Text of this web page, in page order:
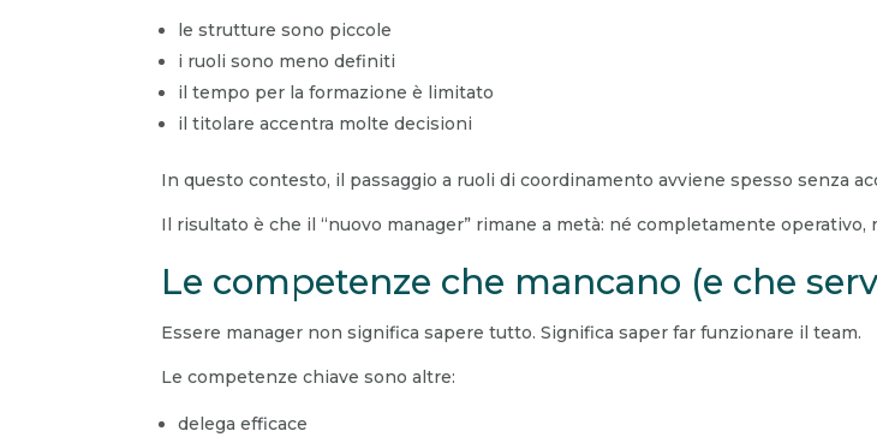
le strutture sono piccole
i ruoli sono meno definiti
il tempo per la formazione è limitato
il titolare accentra molte decisioni
In questo contesto, il passaggio a ruoli di coordinamento avviene spesso senza
Il risultato è che il “nuovo manager” rimane a metà: né completamente
Le competenze che mancano (e che
Essere manager non significa sapere tutto. Significa saper far funzionare il team.
Le competenze chiave sono altre:
delega efficace